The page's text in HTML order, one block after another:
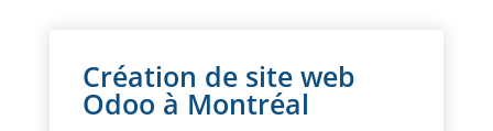
Création de site web
Odoo à Montréal